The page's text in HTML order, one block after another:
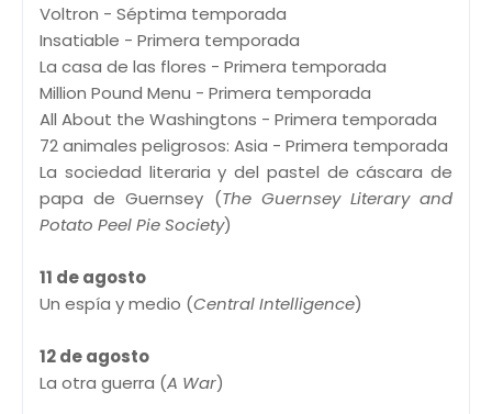
Voltron - Séptima temporada
Insatiable - Primera temporada
La casa de las flores - Primera temporada
Million Pound Menu - Primera temporada
All About the Washingtons - Primera temporada
72 animales peligrosos: Asia - Primera temporada
La sociedad literaria y del pastel de cáscara de
papa de Guernsey (The Guernsey Literary and
Potato Peel Pie Society)
11 de agosto
Un espía y medio (Central Intelligence)
12 de agosto
La otra guerra (A War)